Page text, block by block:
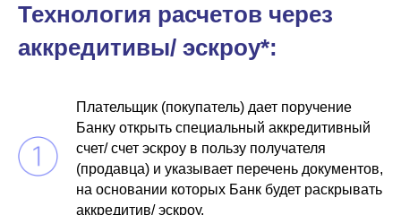
Технология расчетов через
аккредитивы/ эскроу*:
Плательщик (покупатель) дает поручение
Банку открыть специальный аккредитивный
счет/ счет эскроу в пользу получателя
(продавца) и указывает перечень документов,
на основании которых Банк будет раскрывать
аккредитив/ эскроу.